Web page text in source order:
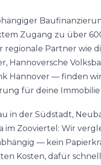
Zugang zu über
Partner wie
Hannoversche
Hannover — finden
für deine Immobilie
in der Südstadt,
im Zooviertel: Wir
— kein
Kosten, dafür